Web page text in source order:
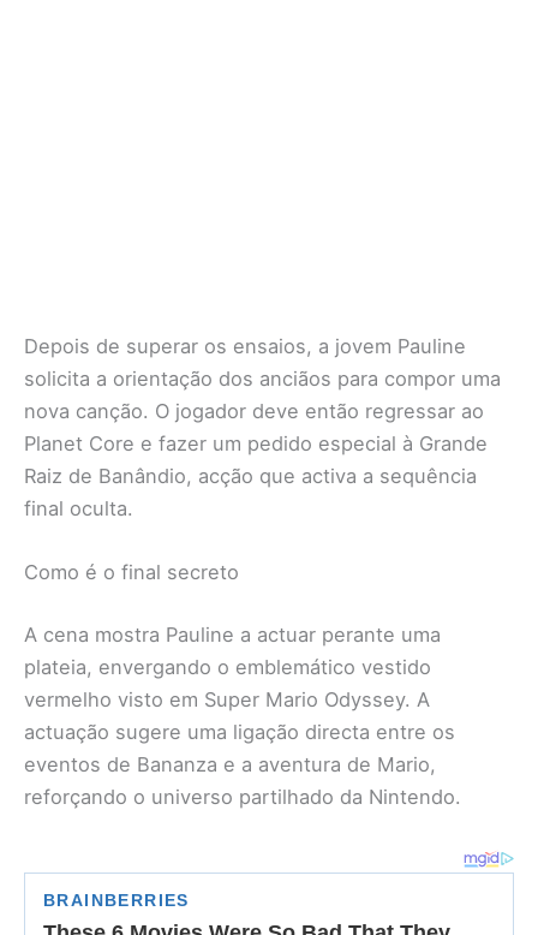
Depois de superar os ensaios, a jovem Pauline
solicita a orientação dos anciãos para compor uma
nova canção. O jogador deve então regressar ao
Planet Core e fazer um pedido especial à Grande
Raiz de Banândio, acção que activa a sequência
final oculta.
Como é o final secreto
A cena mostra Pauline a actuar perante uma
plateia, envergando o emblemático vestido
vermelho visto em Super Mario Odyssey. A
actuação sugere uma ligação directa entre os
eventos de Bananza e a aventura de Mario,
reforçando o universo partilhado da Nintendo.